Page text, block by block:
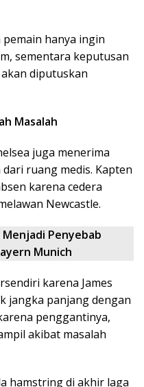
hanya ingin
sementara keputusan
diputuskan
Masalah
juga menerima
ruang medis. Kapten
karena cedera
Newcastle.
Menjadi Penyebab
Munich
karena James
jangka panjang dengan
penggantinya,
akibat masalah
hamstring di akhir laga